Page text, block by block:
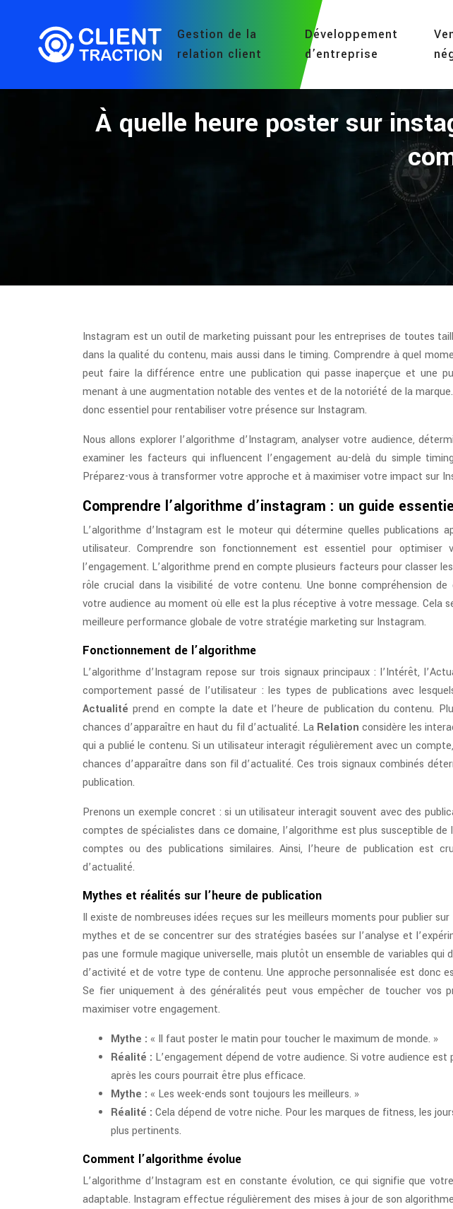
Gestion de la
relation client
Développement
d’entreprise
À quelle heure poster sur
Instagram est un outil de marketing puissant pour les entreprises de toutes
dans la qualité du contenu, mais aussi dans le timing. Comprendre à quel
peut faire la différence entre une publication qui passe inaperçue et une
menant à une augmentation notable des ventes et de la notoriété de la
donc essentiel pour rentabiliser votre présence sur Instagram.
Nous allons explorer l’algorithme d’Instagram, analyser votre audience,
examiner les facteurs qui influencent l’engagement au-delà du simple
Préparez-vous à transformer votre approche et à maximiser votre impact sur
Comprendre l’algorithme d’instagram : un guide
L’algorithme d’Instagram est le moteur qui détermine quelles publications
utilisateur. Comprendre son fonctionnement est essentiel pour
l’engagement. L’algorithme prend en compte plusieurs facteurs pour classer
rôle crucial dans la visibilité de votre contenu. Une bonne compréhension
votre audience au moment où elle est la plus réceptive à votre message. Cela
meilleure performance globale de votre stratégie marketing sur Instagram.
Fonctionnement de l’algorithme
L’algorithme d’Instagram repose sur trois signaux principaux : l’Intérêt,
comportement passé de l’utilisateur : les types de publications avec
Actualitéprend en compte la date et l’heure de publication du contenu.
chances d’apparaître en haut du fil d’actualité. La Relationconsidère les
qui a publié le contenu. Si un utilisateur interagit régulièrement avec un
chances d’apparaître dans son fil d’actualité. Ces trois signaux combinés
publication.
Prenons un exemple concret : si un utilisateur interagit souvent avec des
comptes de spécialistes dans ce domaine, l’algorithme est plus susceptible
comptes ou des publications similaires. Ainsi, l’heure de publication est
d’actualité.
Mythes et réalités sur l’heure de publication
Il existe de nombreuses idées reçues sur les meilleurs moments pour publier
mythes et de se concentrer sur des stratégies basées sur l’analyse et
pas une formule magique universelle, mais plutôt un ensemble de variables
d’activité et de votre type de contenu. Une approche personnalisée est donc
Se fier uniquement à des généralités peut vous empêcher de toucher vos
maximiser votre engagement.
Mythe : « Il faut poster le matin pour toucher le maximum de monde. »
Réalité : L’engagement dépend de votre audience. Si votre audience
après les cours pourrait être plus efficace.
Mythe : « Les week-ends sont toujours les meilleurs. »
Réalité : Cela dépend de votre niche. Pour les marques de fitness, les
plus pertinents.
Comment l’algorithme évolue
L’algorithme d’Instagram est en constante évolution, ce qui signifie que
adaptable. Instagram effectue régulièrement des mises à jour de son